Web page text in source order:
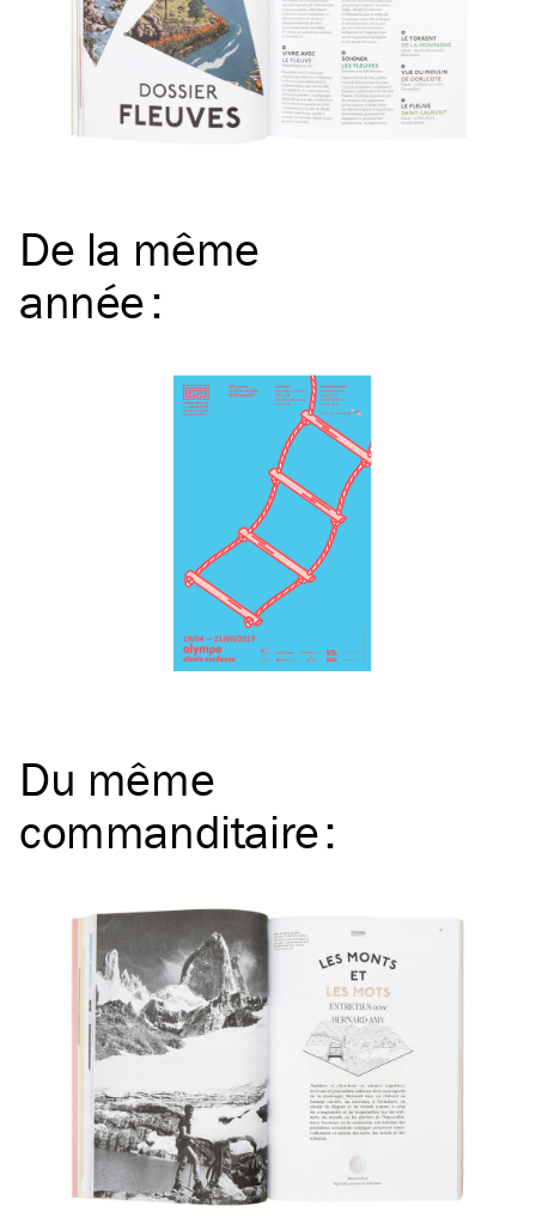
De la même
année:
Du même
commanditaire: